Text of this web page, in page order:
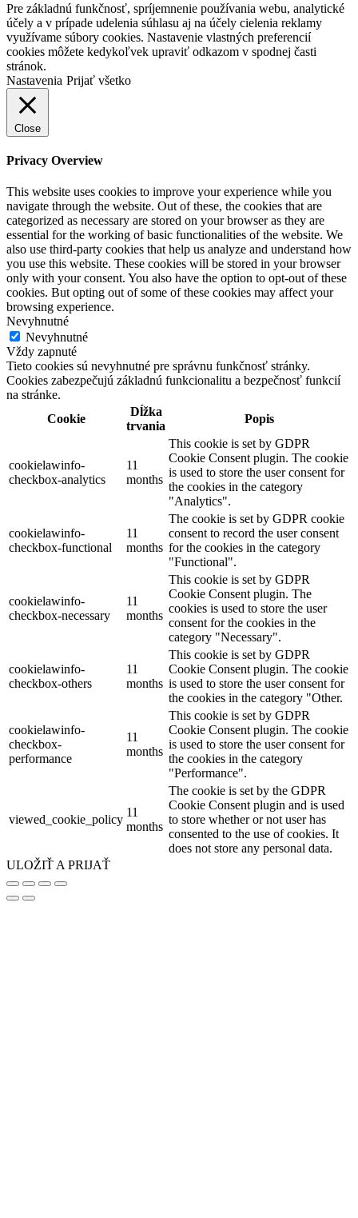
Pre základnú funkčnosť, spríjemnenie používania webu, analytické
účely a v prípade udelenia súhlasu aj na účely cielenia reklamy
využívame súbory cookies. Nastavenie vlastných preferencií
cookies môžete kedykoľvek upraviť odkazom v spodnej časti
stránok.
Nastavenia Prijať všetko
Close
Privacy Overview
This website uses cookies to improve your experience while you
navigate through the website. Out of these, the cookies that are
categorized as necessary are stored on your browser as they are
essential for the working of basic functionalities of the website. We
also use third-party cookies that help us analyze and understand how
you use this website. These cookies will be stored in your browser
only with your consent. You also have the option to opt-out of these
cookies. But opting out of some of these cookies may affect your
browsing experience.
Nevyhnutné
Nevyhnutné
Vždy zapnuté
Tieto cookies sú nevyhnutné pre správnu funkčnosť stránky.
Cookies zabezpečujú základnú funkcionalitu a bezpečnosť funkcií
na stránke.
Cookie
Dĺžka
trvania
Popis
cookielawinfo-
checkbox-analytics
11
months
This cookie is set by GDPR
Cookie Consent plugin. The cookie
is used to store the user consent for
the cookies in the category
"Analytics".
cookielawinfo-
checkbox-functional
11
months
The cookie is set by GDPR cookie
consent to record the user consent
for the cookies in the category
"Functional".
cookielawinfo-
checkbox-necessary
11
months
This cookie is set by GDPR
Cookie Consent plugin. The
cookies is used to store the user
consent for the cookies in the
category "Necessary".
cookielawinfo-
checkbox-others
11
months
This cookie is set by GDPR
Cookie Consent plugin. The cookie
is used to store the user consent for
the cookies in the category "Other.
cookielawinfo-
checkbox-
performance
11
months
This cookie is set by GDPR
Cookie Consent plugin. The cookie
is used to store the user consent for
the cookies in the category
"Performance".
viewed_cookie_policy
11
months
The cookie is set by the GDPR
Cookie Consent plugin and is used
to store whether or not user has
consented to the use of cookies. It
does not store any personal data.
ULOŽIŤ A PRIJAŤ